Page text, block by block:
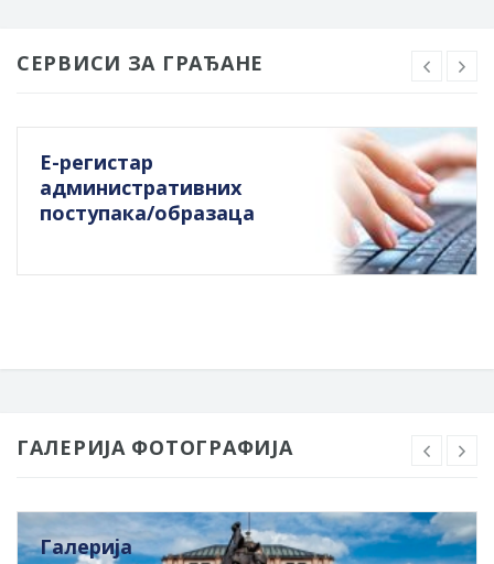
СЕРВИСИ ЗА ГРАЂАНЕ
Е-регистар
административних
поступака/образаца
ГАЛЕРИЈА ФОТОГРАФИЈА
Галерија